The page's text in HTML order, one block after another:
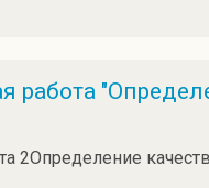
работа
2Определение